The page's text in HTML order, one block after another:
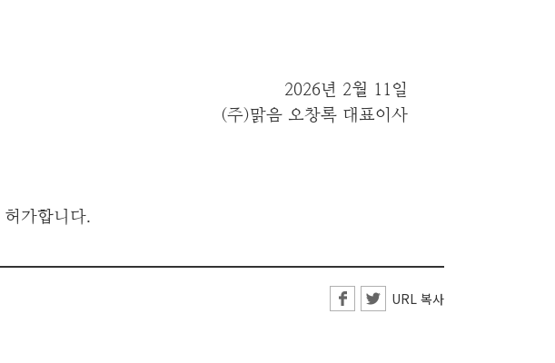
2026년 2월 11일
(주)맑음 오창록 대표이사
가합니다.
URL 복사